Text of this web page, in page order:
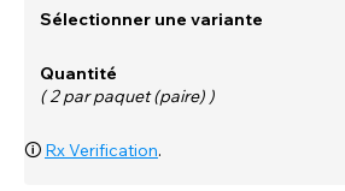
Sélectionner une variante
Quantité
( 2 par paquet (paire) )
🛈 Rx Verification.